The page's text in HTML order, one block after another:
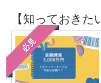
【知っておきた
必見